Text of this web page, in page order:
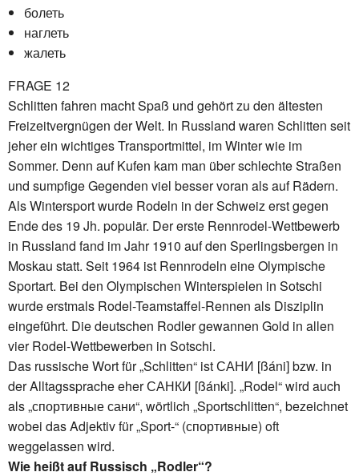
болеть
наглеть
жалеть
FRAGE 12
Schlitten fahren macht Spaß und gehört zu den ältesten
Freizeitvergnügen der Welt. In Russland waren Schlitten seit
jeher ein wichtiges Transportmittel, im Winter wie im
Sommer. Denn auf Kufen kam man über schlechte Straßen
und sumpfige Gegenden viel besser voran als auf Rädern.
Als Wintersport wurde Rodeln in der Schweiz erst gegen
Ende des 19 Jh. populär. Der erste Rennrodel-Wettbewerb
in Russland fand im Jahr 1910 auf den Sperlingsbergen in
Moskau statt. Seit 1964 ist Rennrodeln eine Olympische
Sportart. Bei den Olympischen Winterspielen in Sotschi
wurde erstmals Rodel-Teamstaffel-Rennen als Disziplin
eingeführt. Die deutschen Rodler gewannen Gold in allen
vier Rodel-Wettbewerben in Sotschi.
Das russische Wort für „Schlitten“ ist САНИ [ßáni] bzw. in
der Alltagssprache eher САНКИ [ßánki]. „Rodel“ wird auch
als „спортивные сани“, wörtlich „Sportschlitten“, bezeichnet
wobei das Adjektiv für „Sport-“ (спортивные) oft
weggelassen wird.
Wie heißt auf Russisch „Rodler“?